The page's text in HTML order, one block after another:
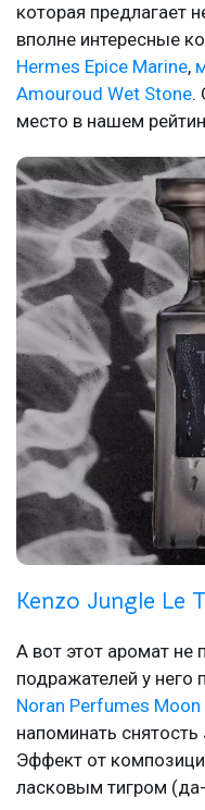
которая предлагает
вполне интересные
Hermes Epice Marine,
Amouroud Wet Stone.
место в нашем
Kenzo Jungle Le
А вот этот аромат не
подражателей у него
Noran Perfumes
напоминать
Эффект от
ласковым тигром